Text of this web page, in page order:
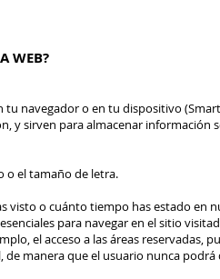
WEB?
tu navegador o en tu dispositivo
y sirven para almacenar información
o el tamaño de letra.
visto o cuánto tiempo has estado en
para navegar en el sitio
el acceso a las áreas reservadas,
manera que el usuario nunca